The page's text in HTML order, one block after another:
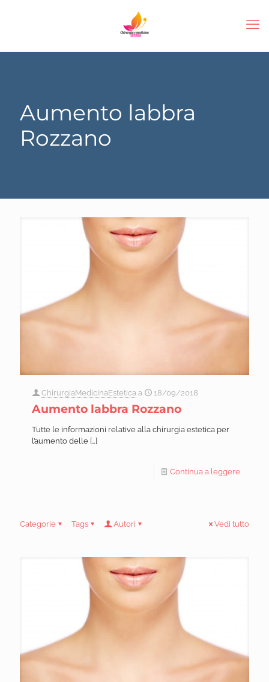
Aumento labbra
Rozzano
ChirurgiaMedicinaEstetica a 18/09/2018
Aumento labbra Rozzano
Tutte le informazioni relative alla chirurgia estetica per
l’aumento delle […]
Continua a leggere
Categorie Tags Autori Vedi tutto